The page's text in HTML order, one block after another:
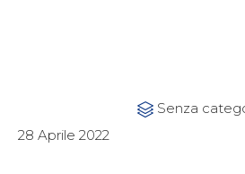
 Category
Senza
28 Aprile 2022